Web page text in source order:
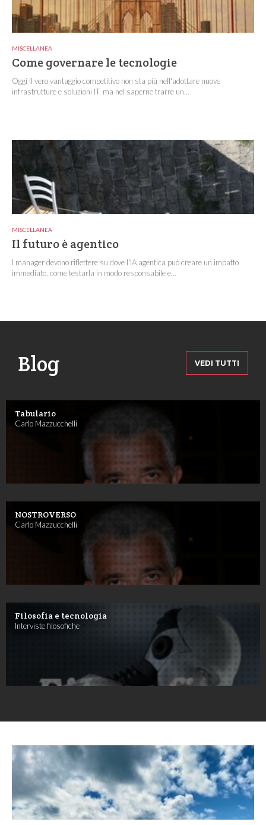
MISCELLANEA
Come governare le tecnologie
Oggi il vero vantaggio competitivo non sta più nell'adottare nuove
infrastrutture e soluzioni IT, ma nel saperne trarre un...
MISCELLANEA
Il futuro è agentico
I manager devono riflettere su dove l'IA agentica può creare un impatto
immediato, come testarla in modo responsabile e...
Blog VEDI TUTTI
Tabulario
Carlo Mazzucchelli
NOSTROVERSO
Carlo Mazzucchelli
Filosofia e tecnologia
Interviste filosofiche